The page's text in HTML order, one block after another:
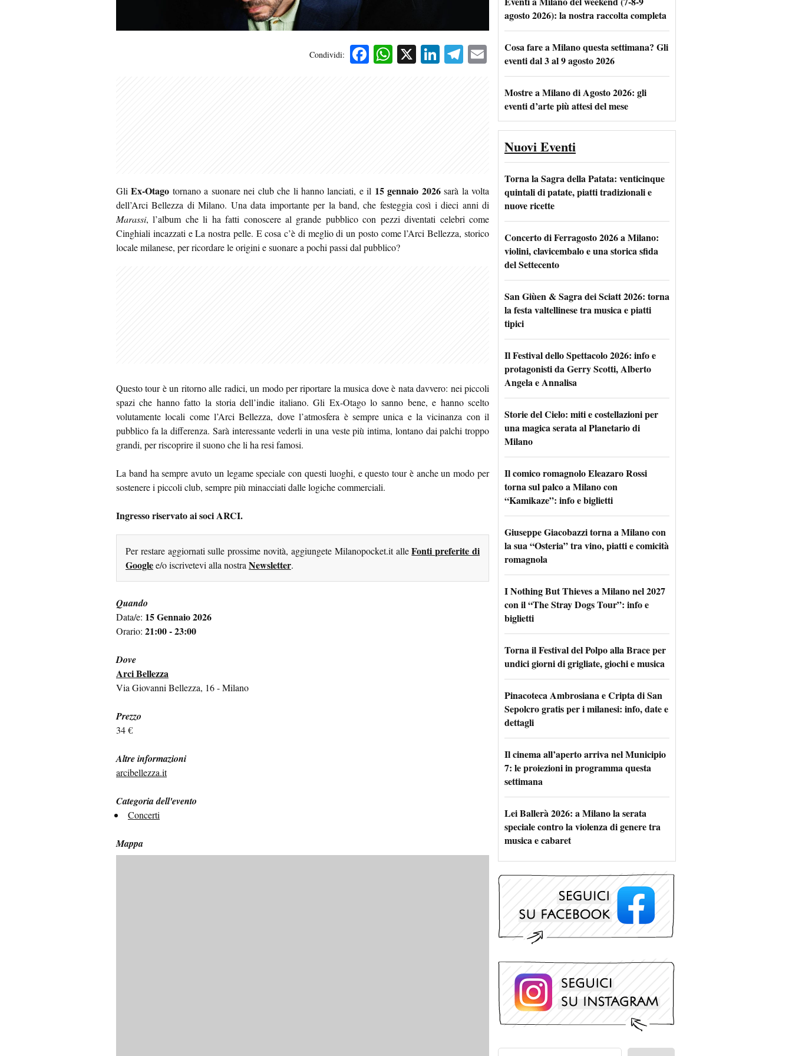
Condividi: Facebook
WhatsApp
X LinkedIn
Telegram
Email
GliEx-Otago tornano a suonare nei club che li hanno lanciati, e il 15 gennaio 2026sarà la volta
dell’Arci Bellezza di Milano. Una data importante per la band, che festeggia così i dieci anni di
Marassi, l’album che li ha fatti conoscere al grande pubblico con pezzi diventati celebri come
Cinghiali incazzati e La nostra pelle. E cosa c’è di meglio di un posto come l’Arci Bellezza, storico
locale milanese, per ricordare le origini e suonare a pochi passi dal pubblico?
Questo tour è un ritorno alle radici, un modo per riportare la musica dove è nata davvero: nei piccoli
spazi che hanno fatto la storia dell’indie italiano. Gli Ex-Otago lo sanno bene, e hanno scelto
volutamente locali come l’Arci Bellezza, dove l’atmosfera è sempre unica e la vicinanza con il
pubblico fa la differenza. Sarà interessante vederli in una veste più intima, lontano dai palchi troppo
grandi, per riscoprire il suono che li ha resi famosi.
La band ha sempre avuto un legame speciale con questi luoghi, e questo tour è anche un modo per
sostenere i piccoli club, sempre più minacciati dalle logiche commerciali.
Ingresso riservato ai soci ARCI.
Per restare aggiornati sulle prossime novità, aggiungete Milanopocket.it alleFonti preferite di
Googlee/o iscrivetevi alla nostraNewsletter.
Quando
Data/e: 15 Gennaio 2026
Orario: 21:00 - 23:00
Dove
Arci Bellezza
Via Giovanni Bellezza, 16 - Milano
Prezzo
34 €
Altre informazioni
arcibellezza.it
Categoria dell'evento
Concerti
Mappa
agosto 2026): la nostra raccolta completa
Cosa fare a Milano questa settimana? Gli
eventi dal 3 al 9 agosto 2026
Mostre a Milano di Agosto 2026: gli
eventi d’arte più attesi del mese
Nuovi Eventi
Torna la Sagra della Patata: venticinque
quintali di patate, piatti tradizionali e
nuove ricette
Concerto di Ferragosto 2026 a Milano:
violini, clavicembalo e una storica sfida
del Settecento
San Giùen & Sagra dei Sciatt 2026: torna
la festa valtellinese tra musica e piatti
tipici
Il Festival dello Spettacolo 2026: info e
protagonisti da Gerry Scotti, Alberto
Angela e Annalisa
Storie del Cielo: miti e costellazioni per
una magica serata al Planetario di
Milano
Il comico romagnolo Eleazaro Rossi
torna sul palco a Milano con
“Kamikaze”: info e biglietti
Giuseppe Giacobazzi torna a Milano con
la sua “Osteria” tra vino, piatti e comicità
romagnola
I Nothing But Thieves a Milano nel 2027
con il “The Stray Dogs Tour”: info e
biglietti
Torna il Festival del Polpo alla Brace per
undici giorni di grigliate, giochi e musica
Pinacoteca Ambrosiana e Cripta di San
Sepolcro gratis per i milanesi: info, date e
dettagli
Il cinema all’aperto arriva nel Municipio
7: le proiezioni in programma questa
settimana
Lei Ballerà 2026: a Milano la serata
speciale contro la violenza di genere tra
musica e cabaret